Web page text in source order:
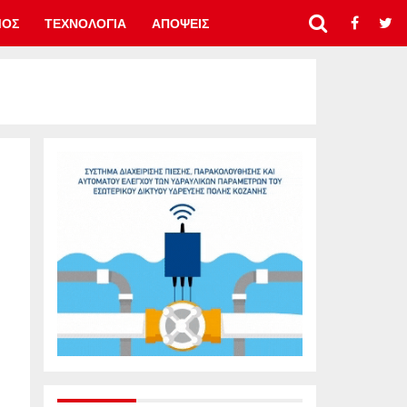
ΤΕΧΝΟΛΟΓΙΑ ΑΠΟΨΕΙΣ